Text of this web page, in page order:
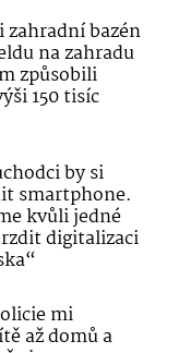
zahradní bazén
na zahradu
způsobili
150 tisíc
by si
smartphone.
kvůli jedné
digitalizaci
mi
až domů a